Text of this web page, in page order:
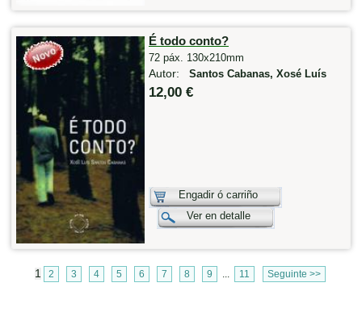
É todo conto?
72 páx. 130x210mm
Autor: Santos Cabanas, Xosé Luís
12,00 €
Engadir ó carriño
Ver en detalle
1 2 3 4 5 6 7 8 9 11 Seguinte >>